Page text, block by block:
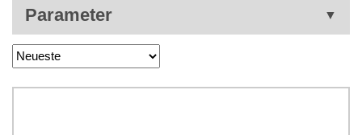
Parameter